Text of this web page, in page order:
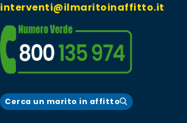
interventi@ilmaritoinaffitto.it
Cerca un marito in affitto